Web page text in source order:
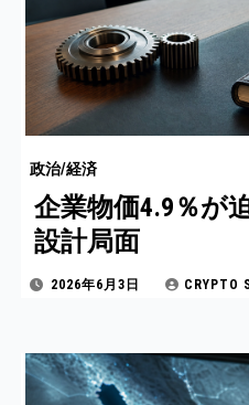
政治/経済
企業物価4.9％が
設計局面
2026年6月3日 CRYPTO